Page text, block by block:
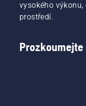
vysokého
prostředí.